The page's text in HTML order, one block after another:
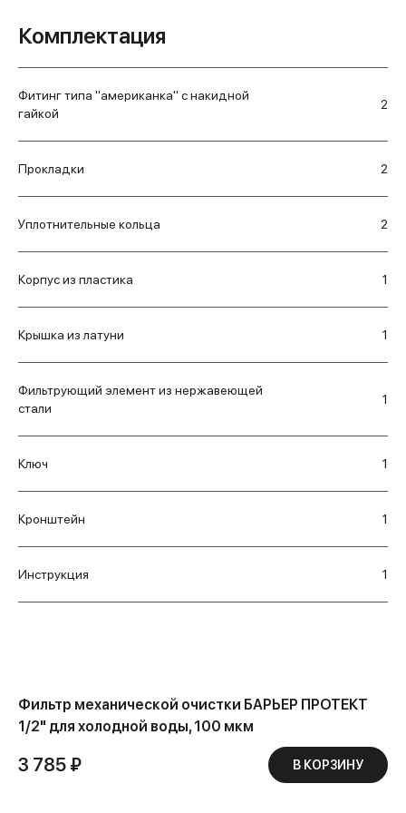
Комплектация
Фитинг типа "американка" с накидной
гайкой
2
Прокладки 2
Уплотнительные кольца 2
Корпус из пластика 1
Крышка из латуни 1
Фильтрующий элемент из нержавеющей
стали
1
Ключ 1
Кронштейн 1
Инструкция 1
Фильтр механической очистки БАРЬЕР ПРОТЕКТ
1/2" для холодной воды, 100 мкм
3 785 ₽ В КОРЗИНУ